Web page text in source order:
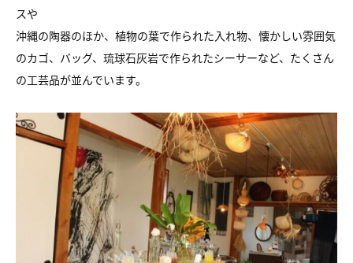
スや
沖縄の陶器のほか、植物の葉で作られた入れ物、懐かしい雰囲気
のカゴ、バッグ、琉球石灰岩で作られたシーサーなど、たくさん
の工芸品が並んでいます。